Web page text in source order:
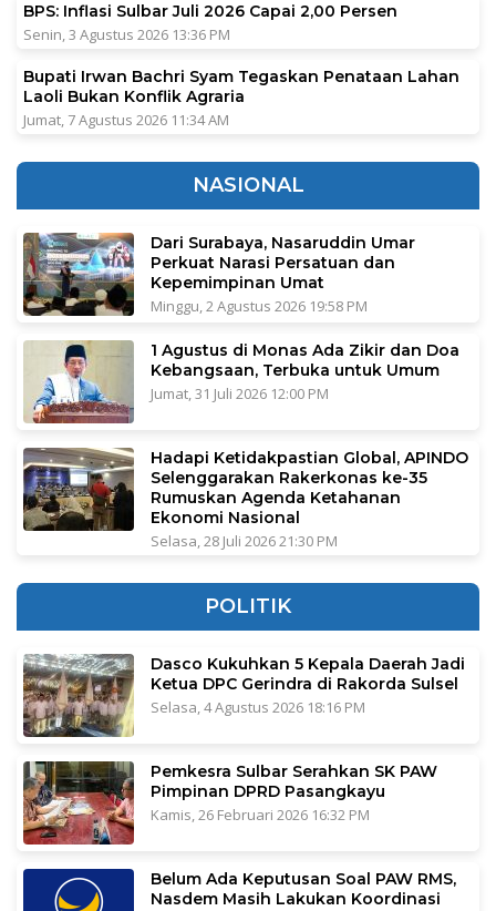
BPS: Inflasi Sulbar Juli 2026 Capai 2,00 Persen
Senin, 3 Agustus 2026 13:36 PM
Bupati Irwan Bachri Syam Tegaskan Penataan Lahan
Laoli Bukan Konflik Agraria
Jumat, 7 Agustus 2026 11:34 AM
NASIONAL
Dari Surabaya, Nasaruddin Umar
Perkuat Narasi Persatuan dan
Kepemimpinan Umat
Minggu, 2 Agustus 2026 19:58 PM
1 Agustus di Monas Ada Zikir dan Doa
Kebangsaan, Terbuka untuk Umum
Jumat, 31 Juli 2026 12:00 PM
Hadapi Ketidakpastian Global, APINDO
Selenggarakan Rakerkonas ke-35
Rumuskan Agenda Ketahanan
Ekonomi Nasional
Selasa, 28 Juli 2026 21:30 PM
POLITIK
Dasco Kukuhkan 5 Kepala Daerah Jadi
Ketua DPC Gerindra di Rakorda Sulsel
Selasa, 4 Agustus 2026 18:16 PM
Pemkesra Sulbar Serahkan SK PAW
Pimpinan DPRD Pasangkayu
Kamis, 26 Februari 2026 16:32 PM
Belum Ada Keputusan Soal PAW RMS,
Nasdem Masih Lakukan Koordinasi